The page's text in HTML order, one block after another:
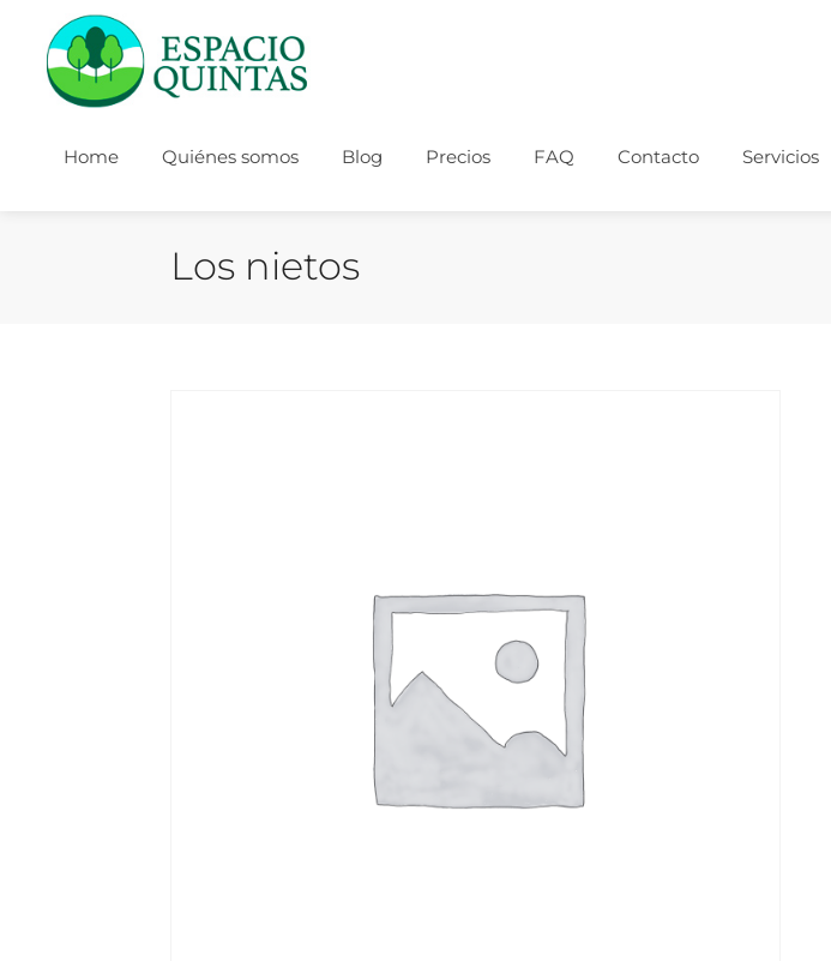
Home Quiénes somos Blog Precios FAQ Contacto Servicios
Los nietos